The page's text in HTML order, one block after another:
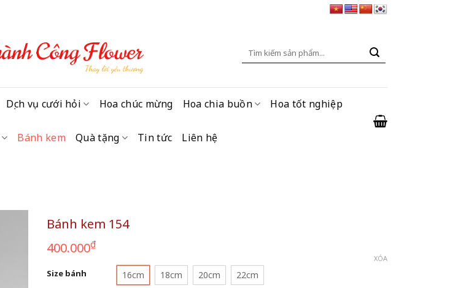
Tìm
Dịch vụ cưới hỏi Hoa chúc mừng Hoa chia buồn Hoa tốt nghiệp
Bánh kem Quà tặng Tin tức Liên hệ
Bánh kem 154
400.000₫
Size bánh 16cm 18cm 20cm 22cm
XÓA